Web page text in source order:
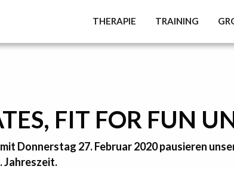
THERAPIE TRAINING
FIT FOR FUN
Donnerstag 27. Februar 2020 pausieren
Jahreszeit.